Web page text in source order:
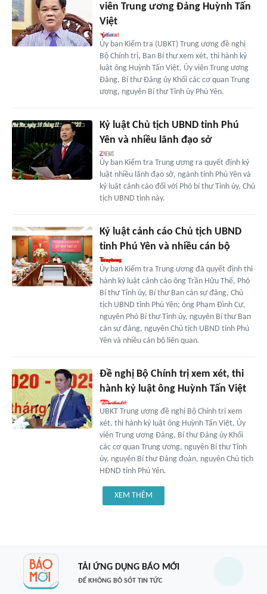
viên Trung ương Đảng Huỳnh Tấn
Việt
Ủy ban Kiểm tra (UBKT) Trung ương đề nghị
Bộ Chính trị, Ban Bí thư xem xét, thi hành kỷ
luật ông Huỳnh Tấn Việt, Ủy viên Trung ương
Đảng, Bí thư Đảng ủy Khối các cơ quan Trung
ương, nguyên Bí thư Tỉnh ủy Phú Yên.
Kỷ luật Chủ tịch UBND tỉnh Phú
Yên và nhiều lãnh đạo sở
Ủy ban Kiểm tra Trung ương ra quyết định kỷ
luật nhiều lãnh đạo sở, ngành tỉnh Phú Yên và
kỷ luật cảnh cáo đối với Phó bí thư Tỉnh ủy, Chủ
tịch UBND tỉnh này.
Kỷ luật cảnh cáo Chủ tịch UBND
tỉnh Phú Yên và nhiều cán bộ
Ủy ban Kiểm tra Trung ương đã quyết định thi
hành kỷ luật cảnh cáo ông Trần Hữu Thế, Phó
Bí thư Tỉnh ủy, Bí thư Ban cán sự đảng, Chủ
tịch UBND tỉnh Phú Yên; ông Phạm Đình Cự,
nguyên Phó Bí thư Tỉnh ủy, nguyên Bí thư Ban
cán sự đảng, nguyên Chủ tịch UBND tỉnh Phú
Yên và nhiều cán bộ liên quan.
Đề nghị Bộ Chính trị xem xét, thi
hành kỷ luật ông Huỳnh Tấn Việt
UBKT Trung ương đề nghị Bộ Chính trị xem
xét, thi hành kỷ luật ông Huỳnh Tấn Việt, Ủy
viên Trung ương Đảng, Bí thư Đảng ủy Khối
các cơ quan Trung ương, nguyên Bí thư Tỉnh
ủy, nguyên Bí thư Đảng đoàn, nguyên Chủ tịch
HĐND tỉnh Phú Yên.
XEM THÊM
TẢI ỨNG DỤNG BÁO MỚI
ĐỂ KHÔNG BỎ SÓT TIN TỨC